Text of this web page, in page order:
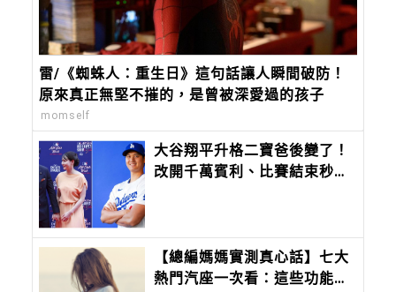
雷/《蜘蛛人：重生日》這句話讓人瞬間破防！
原來真正無堅不摧的，是曾被深愛過的孩子
momself
大谷翔平升格二寶爸後變了！
改開千萬賓利、比賽結束秒回
【總編媽媽實測真心話】七大
熱門汽座一次看：這些功能我